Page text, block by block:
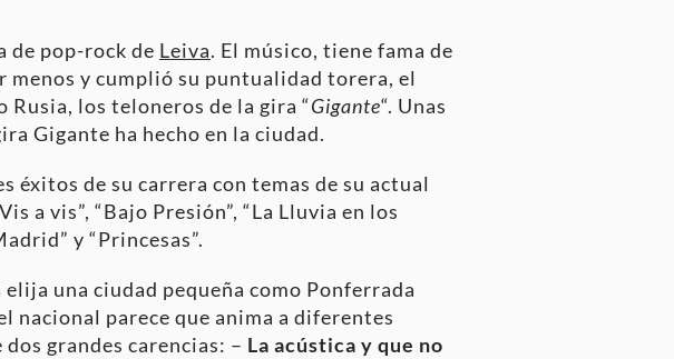
de pop-rock de Leiva. El músico, tiene fama de
menos y cumplió su puntualidad torera, el
los teloneros de la gira “Gigante“. Unas
Gigante ha hecho en la ciudad.
de su carrera con temas de su actual
a vis”, “Bajo Presión”, “La Lluvia en los
y “Princesas”.
una ciudad pequeña como Ponferrada
nacional parece que anima a diferentes
grandes carencias: – La acústica y que no